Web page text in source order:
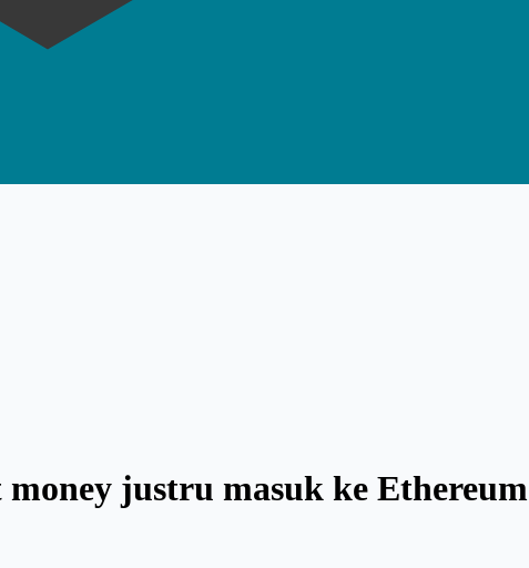
justru masuk ke Ethereum